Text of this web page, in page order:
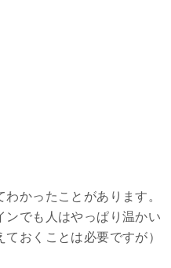
かったことがあります。
ンでも人はやっぱり温かい
おくことは必要ですが）